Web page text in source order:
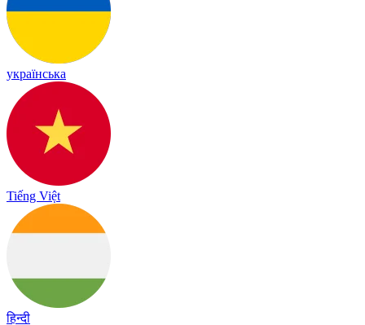
українська
Tiếng Việt
हिन्दी